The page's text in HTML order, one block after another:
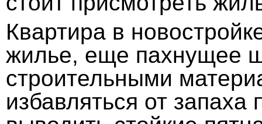
Квартира в
жилье, еще пахнущее
строительными
избавляться от